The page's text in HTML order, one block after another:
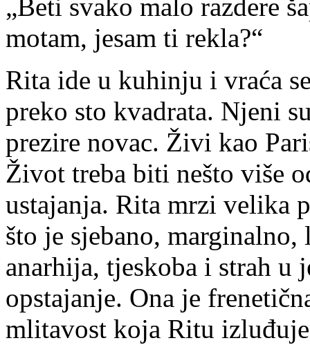
„Beti svako malo razdere
motam, jesam ti rekla?“
Rita ide u kuhinju i vraća
preko sto kvadrata. Njeni
prezire novac. Živi kao
Život treba biti nešto više
ustajanja. Rita mrzi velika
što je sjebano,
anarhija, tjeskoba i strah u
opstajanje. Ona je
mlitavost koja Ritu